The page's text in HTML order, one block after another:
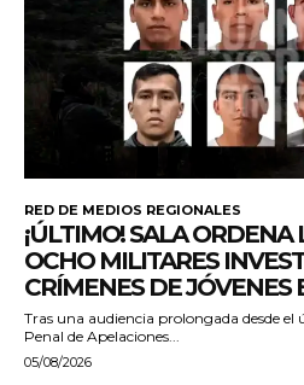
RED DE MEDIOS REGIONALES
¡ÚLTIMO! SALA ORDENA
OCHO MILITARES
CRÍMENES DE
Tras una audiencia prolongada desde
Penal de Apelaciones...
05/08/2026